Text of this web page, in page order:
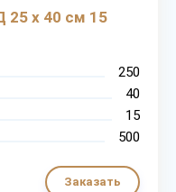
25 х 40 см 15
250
40
15
500
Заказать